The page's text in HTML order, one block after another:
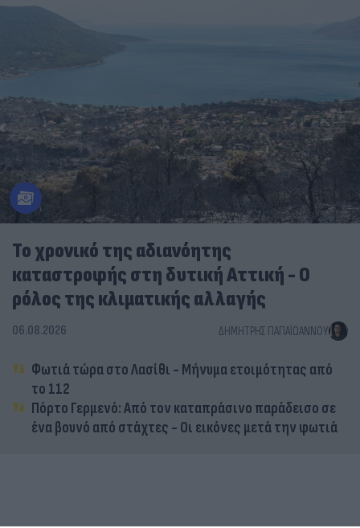
Το χρονικό της αδιανόητης
καταστροφής στη δυτική Αττική - Ο
ρόλος της κλιματικής αλλαγής
06.08.2026 ΔΗΜΉΤΡΗΣ ΠΑΠΑΪΩΆΝΝΟΥ
Φωτιά τώρα στο Λασίθι - Μήνυμα ετοιμότητας από
το 112
Πόρτο Γερμενό: Από τον καταπράσινο παράδεισο σε
ένα βουνό από στάχτες - Οι εικόνες μετά την φωτιά